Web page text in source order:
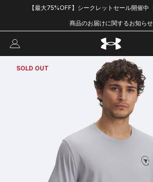
【最大75%OFF】シークレットセール開催中
商品のお届けに関するお知らせ
SOLD OUT